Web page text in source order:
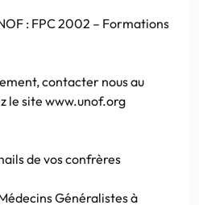
: FPC 2002 – Formations
contacter nous au
le site www.unof.org
de vos confrères
Généralistes à